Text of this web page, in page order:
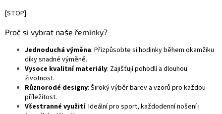
[STOP]
Proč si vybrat naše řemínky?
Jednoduchá výměna: Přizpůsobte si hodinky během okamžiku
díky snadné výměně.
Vysoce kvalitní materiály: Zajišťují pohodlí a dlouhou
životnost.
Různorodé designy: Široký výběr barev a vzorů pro každou
příležitost.
Všestranné využití: Ideální pro sport, každodenní nošení i